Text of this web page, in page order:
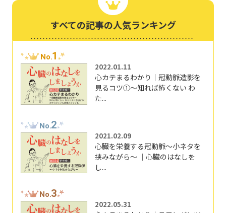
すべての記事の人気ランキング
No.1
2022.01.11
心カテまるわかり｜冠動脈造影を
見るコツ①～知れば怖くない わ
た...
No.2
2021.02.09
心臓を栄養する冠動脈～小ネタを
挟みながら～ ｜心臓のはなしを
し...
No.3
2022.05.31